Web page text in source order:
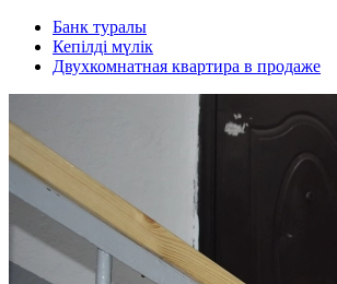
Банк туралы
Кепілді мүлік
Двухкомнатная квартира в продаже